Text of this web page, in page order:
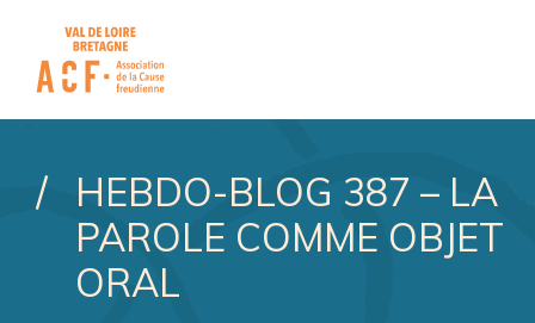
ASSOCIATION DE LA
HEBDO-BLOG 387 – LA
PAROLE COMME OBJET
ORAL